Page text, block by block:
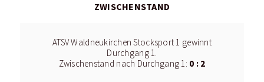
ZWISCHENSTAND
ATSV Waldneukirchen Stocksport 1 gewinnt
Durchgang 1.
Zwischenstand nach Durchgang 1: 0 : 2